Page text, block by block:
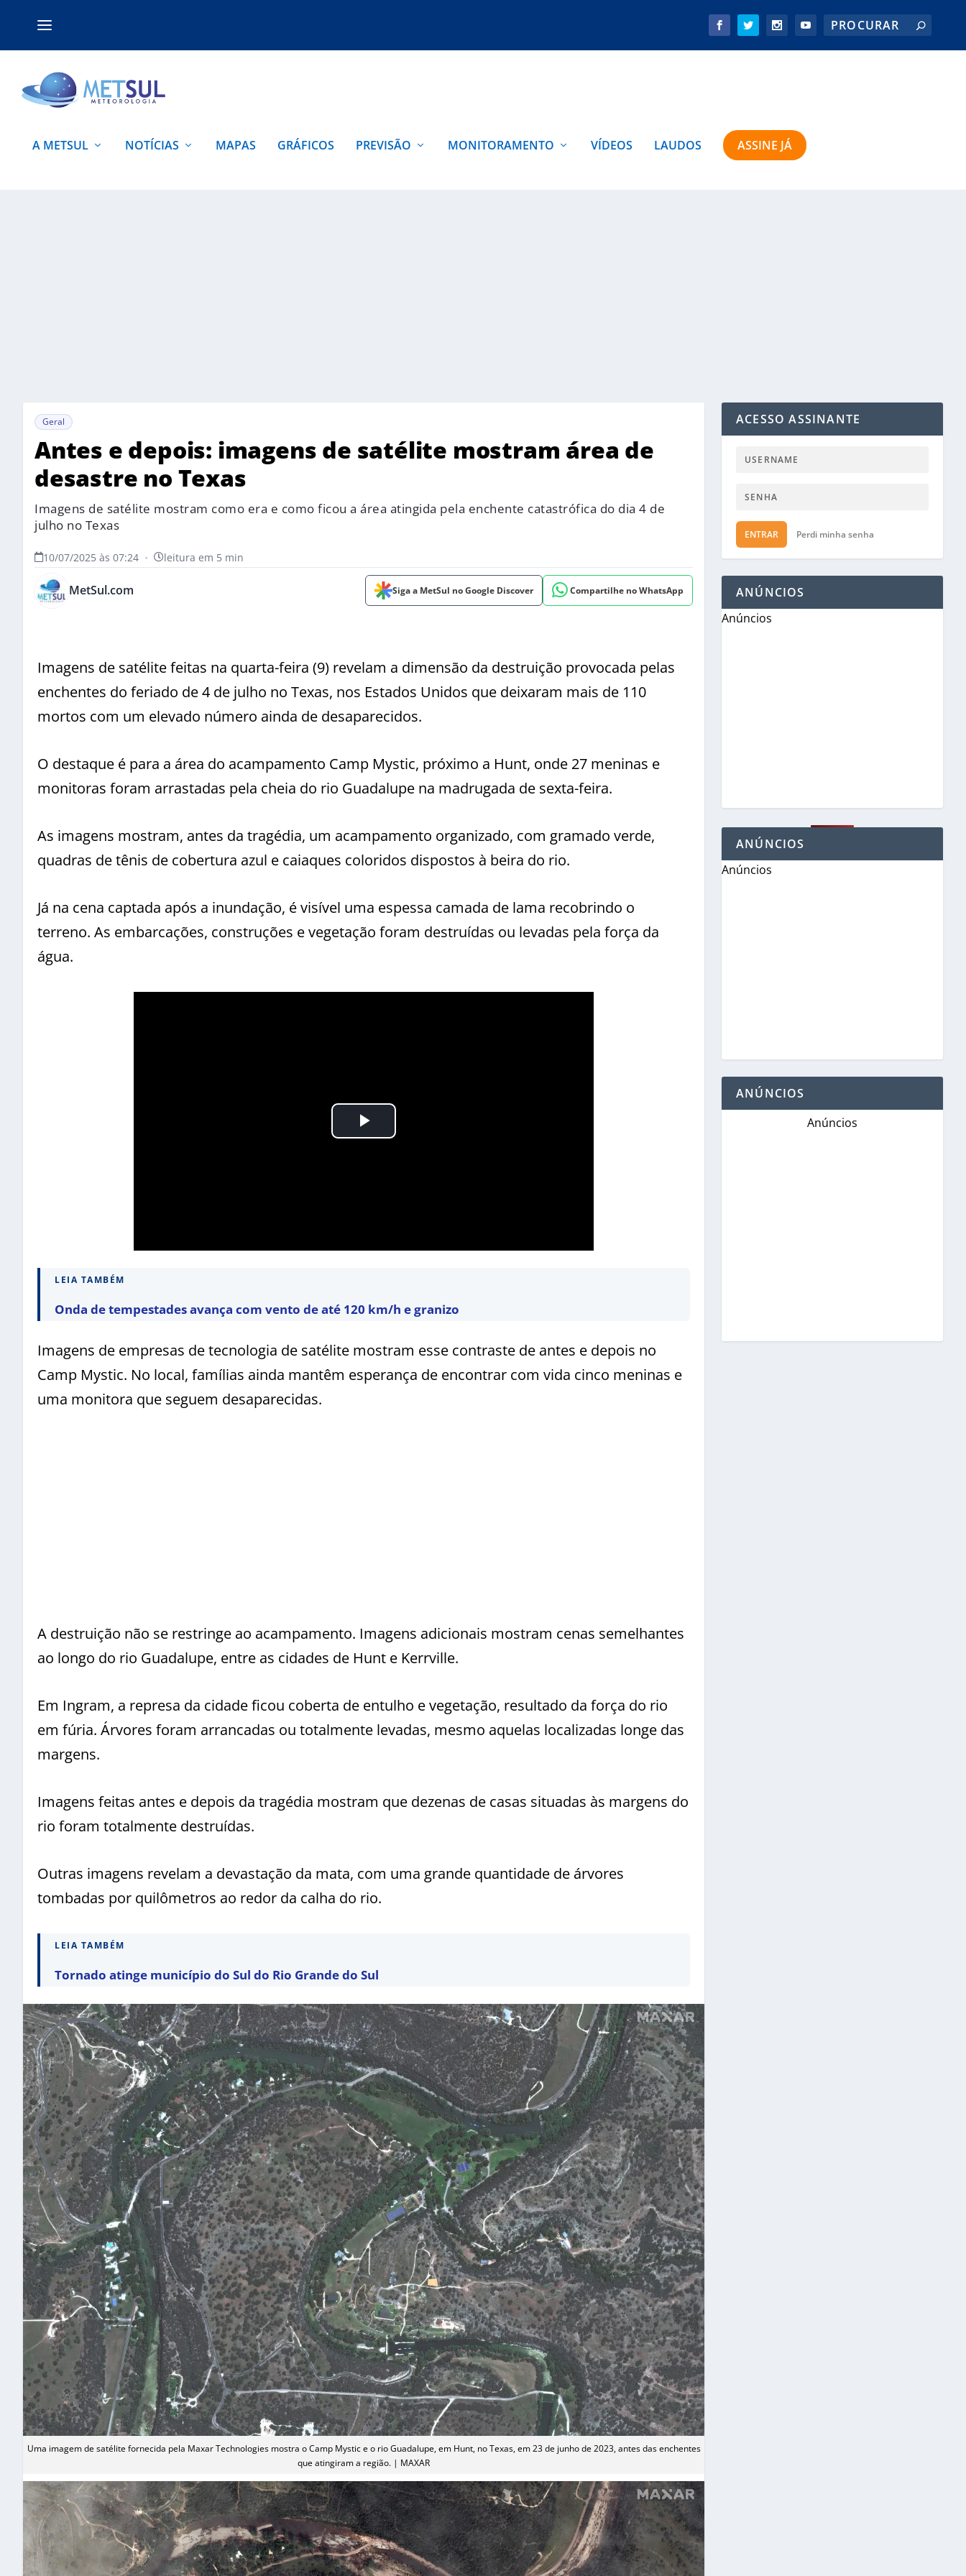
A METSUL NOTÍCIAS MAPAS GRÁFICOS PREVISÃO MONITORAMENTO VÍDEOS LAUDOS ASSINE JÁ
Geral
Antes e depois: imagens de satélite mostram área de
desastre no Texas
Imagens de satélite mostram como era e como ficou a área atingida pela enchente catastrófica do dia 4 de
julho no Texas
10/07/2025 às 07:24 • leitura em 5 min
MetSul.com Siga a MetSul no Google Discover Compartilhe no WhatsApp
Imagens de satélite feitas na quarta-feira (9) revelam a dimensão da destruição provocada pelas
enchentes do feriado de 4 de julho no Texas, nos Estados Unidos que deixaram mais de 110
mortos com um elevado número ainda de desaparecidos.
O destaque é para a área do acampamento Camp Mystic, próximo a Hunt, onde 27 meninas e
monitoras foram arrastadas pela cheia do rio Guadalupe na madrugada de sexta-feira.
As imagens mostram, antes da tragédia, um acampamento organizado, com gramado verde,
quadras de tênis de cobertura azul e caiaques coloridos dispostos à beira do rio.
Já na cena captada após a inundação, é visível uma espessa camada de lama recobrindo o
terreno. As embarcações, construções e vegetação foram destruídas ou levadas pela força da
água.
LEIA TAMBÉM
Onda de tempestades avança com vento de até 120 km/h e granizo
Imagens de empresas de tecnologia de satélite mostram esse contraste de antes e depois no
Camp Mystic. No local, famílias ainda mantêm esperança de encontrar com vida cinco meninas e
uma monitora que seguem desaparecidas.
A destruição não se restringe ao acampamento. Imagens adicionais mostram cenas semelhantes
ao longo do rio Guadalupe, entre as cidades de Hunt e Kerrville.
Em Ingram, a represa da cidade ficou coberta de entulho e vegetação, resultado da força do rio
em fúria. Árvores foram arrancadas ou totalmente levadas, mesmo aquelas localizadas longe das
margens.
Imagens feitas antes e depois da tragédia mostram que dezenas de casas situadas às margens do
rio foram totalmente destruídas.
Outras imagens revelam a devastação da mata, com uma grande quantidade de árvores
tombadas por quilômetros ao redor da calha do rio.
LEIA TAMBÉM
Tornado atinge município do Sul do Rio Grande do Sul
Uma imagem de satélite fornecida pela Maxar Technologies mostra o Camp Mystic e o rio Guadalupe, em Hunt, no Texas, em 23 de junho de 2023, antes das enchentes
que atingiram a região. | MAXAR
ACESSO ASSINANTE
ENTRAR Perdi minha senha
ANÚNCIOS
Anúncios
ANÚNCIOS
Anúncios
ANÚNCIOS
Anúncios